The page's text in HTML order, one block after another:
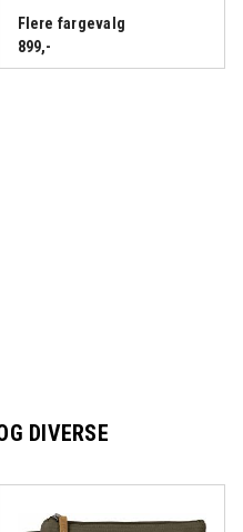
Flere fargevalg
899,-
DIVERSE